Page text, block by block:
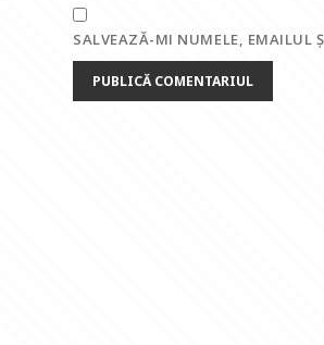
SALVEAZĂ-MI NUMELE, EMAILUL